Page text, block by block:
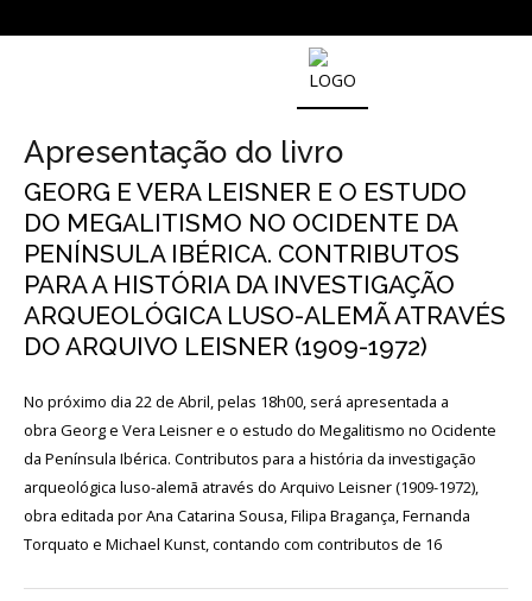
Outras
Notícias
Arquivo
AGENDA
Arquivo
Apresentação do livro
GEORG E VERA LEISNER E O ESTUDO
DO MEGALITISMO NO OCIDENTE DA
PENÍNSULA IBÉRICA. CONTRIBUTOS
PARA A HISTÓRIA DA INVESTIGAÇÃO
ARQUEOLÓGICA LUSO-ALEMÃ ATRAVÉS
DO ARQUIVO LEISNER (1909-1972)
No próximo dia 22 de Abril, pelas 18h00, será apresentada a
obra Georg e Vera Leisner e o estudo do Megalitismo no Ocidente
da Península Ibérica. Contributos para a história da investigação
arqueológica luso-alemã através do Arquivo Leisner (1909-1972),
obra editada por Ana Catarina Sousa, Filipa Bragança, Fernanda
Torquato e Michael Kunst, contando com contributos de 16